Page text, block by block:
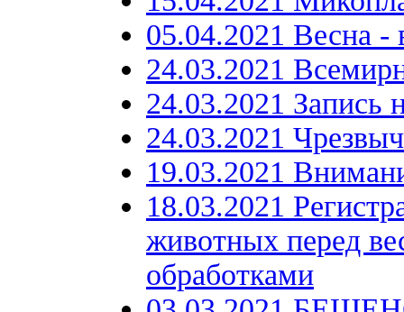
05.04.2021
24.03.2021
24.03.2021 Запись
24.03.2021
19.03.2021
18.03.2021
животных перед
обработками